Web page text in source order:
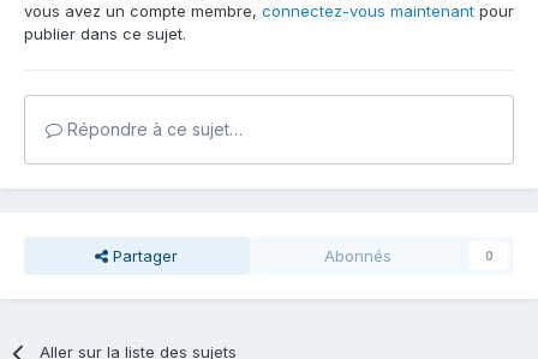
vous avez un compte membre, connectez-vous maintenant pour
publier dans ce sujet.
Répondre à ce sujet…
Partager Abonnés 0
Aller sur la liste des sujets